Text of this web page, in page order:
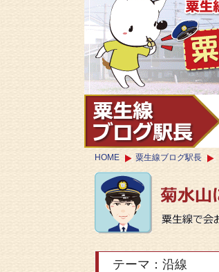
HOME 粟生線ブログ駅長
テーマ：沿線